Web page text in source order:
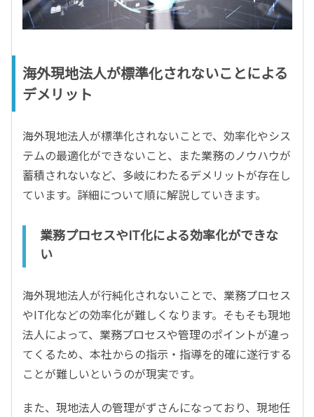
海外現地法人が標準化されないことによる
デメリット
海外現地法人が標準化されないことで、効率化やシス
テムの最適化ができないこと、また業務のノウハウが
蓄積されないなど、多岐にわたるデメリットが存在し
ています。詳細について順に解説していきます。
業務プロセスやIT化による効率化ができな
い
海外現地法人が行純化されないことで、業務プロセス
やIT化などの効率化が難しくなります。そもそも現地
法人によって、業務プロセスや管理のポイントが違っ
てくるため、本社からの指示・指導を的確に遂行する
ことが難しいというのが現実です。
また、現地法人の管理がずさんになっており、現地任